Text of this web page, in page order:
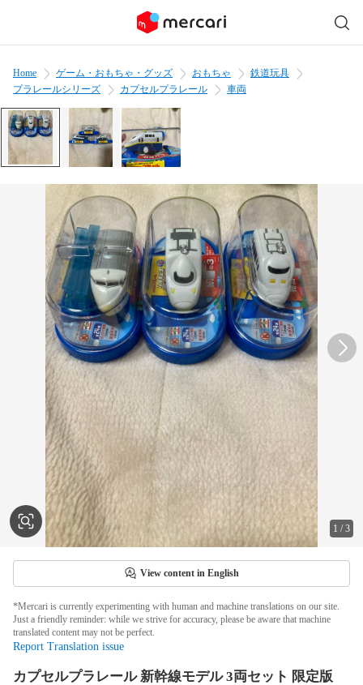
Home ゲーム・おもちゃ・グッズ おもちゃ
鉄道玩具
プラレールシリーズ
カプセルプラレール 車両
1 /3
View content in English
*Mercari is currently experimenting with human and machine translations on our site.
Just a friendly reminder: while we strive for accuracy, please be aware that machine
translated content may not be perfect.
Report Translation issue
カプセルプラレール 新幹線モデル 3両セット 限定版